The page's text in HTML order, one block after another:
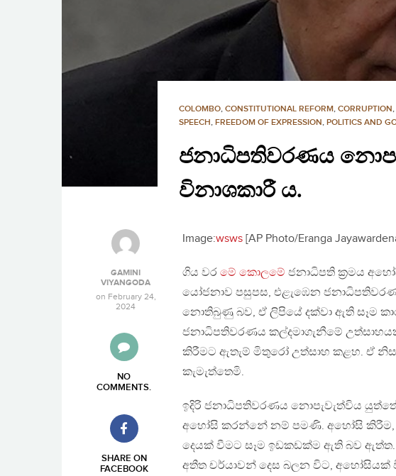
COLOMBO, CONSTITUTIONAL REFORM, CORRUPTION,
SPEECH, FREEDOM OF EXPRESSION, POLITICS AND
ජනාධිපතිවරණය
විනාශකාරී ය.
GAMINI
VIYANGODA
on February 24,
2024
NO
COMMENTS.
SHARE ON
FACEBOOK
Image:wsws [AP Photo/Eranga
ගිය වර මේ කොලමේ ජනාධිපති ක්‍රමය
යෝජනාව පසුපස, එළැඹෙන
නොතිබුණු බව, ඒ ලිපියේ දක්වා ඇති සෑම
ජනාධිපතිවරණය කල්දමාගැනීමේ
කිරීමට ඇතැම් මිතුරෝ උත්සාහ කළහ. ඒ
කැමැත්තෙමි.
ඉදිරි ජනාධිපතිවරණය නොපැවැත්විය
අහෝසි කරන්නේ නම් පමණි. අහෝසි කිරීම,
දෙයක් වීමට සෑම ඉඩකඩක්ම ඇති බව
අතීත චර්යාවන් දෙස බලන විට,